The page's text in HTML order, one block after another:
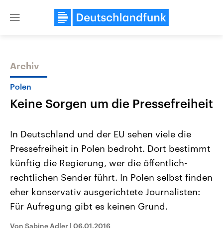
Close
Themen
Landtagswahl Sachsen-Anhalt
2026
Alle Informationen
Sachsen-Anhalt wählt am 6.
September 2026 einen neuen
Landtag. Seit 2021 wird das
Bundesland von einer Koalition aus
USA
Aktuelle Beiträge,
Hintergründe
Wirtschaftlich und
gehören die Vereinigten
Archiv
Polen
Keine Sorgen um die Pressefreiheit
In Deutschland und der EU sehen viele die
Pressefreiheit in Polen bedroht. Dort bestimmt
künftig die Regierung, wer die öffentlich-
rechtlichen Sender führt. In Polen selbst finden
eher konservativ ausgerichtete Journalisten:
Für Aufregung gibt es keinen Grund.
Von Sabine Adler | 06.01.2016